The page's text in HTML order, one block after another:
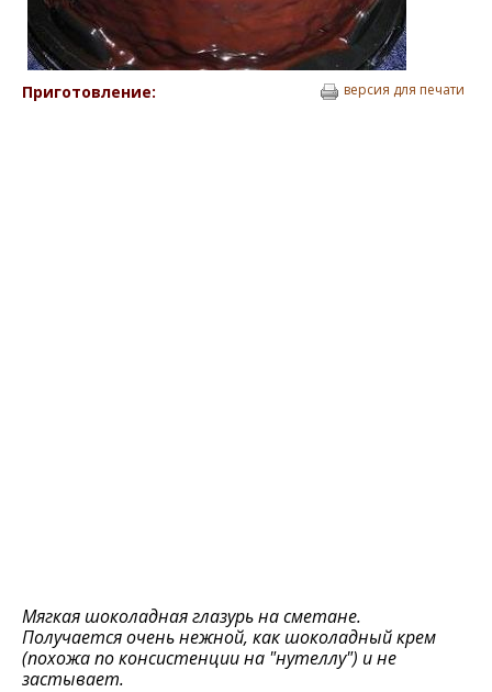
Приготовление: версия для печати
Мягкая шоколадная глазурь на сметане.
Получается очень нежной, как шоколадный крем
(похожа по консистенции на "нутеллу") и не
застывает.